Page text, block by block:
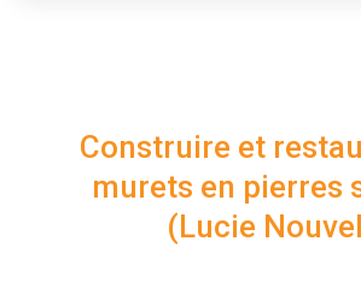
Construire et
murets en pierres
(Lucie